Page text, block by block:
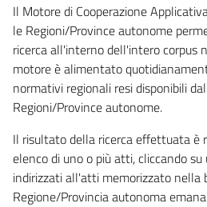
Il Motore di Cooperazione
le Regioni/Province autonome
ricerca all'interno dell'intero corpus
motore è alimentato
normativi regionali resi disponibili
Regioni/Province autonome.
Il risultato della ricerca effettuata è
elenco di uno o più atti, cliccando
indirizzati all'atti memorizzato nella
Regione/Provincia autonoma